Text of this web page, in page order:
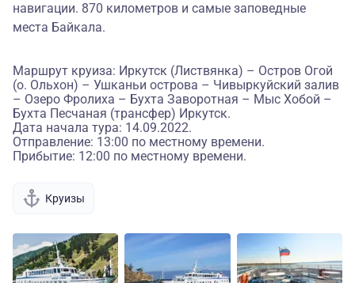
навигации. 870 километров и самые заповедные
места Байкала.
Маршрут круиза: Иркутск (Листвянка) – Остров Огой
(о. Ольхон) – Ушканьи острова – Чивыркуйский залив
– Озеро Фролиха – Бухта Заворотная – Мыс Хобой –
Бухта Песчаная (трансфер) Иркутск.
Дата начала тура: 14.09.2022.
Отправление: 13:00 по местному времени.
Прибытие: 12:00 по местному времени.
Круизы